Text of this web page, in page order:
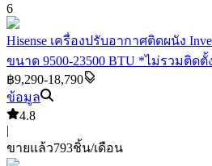
6
Hisense เครื่องปรับอากาศติดผนัง
ขนาด 9500-23500 BTU *ไม่รวมติด
฿9,290-18,790
ข้อมูล
4.8
|
ขายแล้ว793ชิ้น/เดือน